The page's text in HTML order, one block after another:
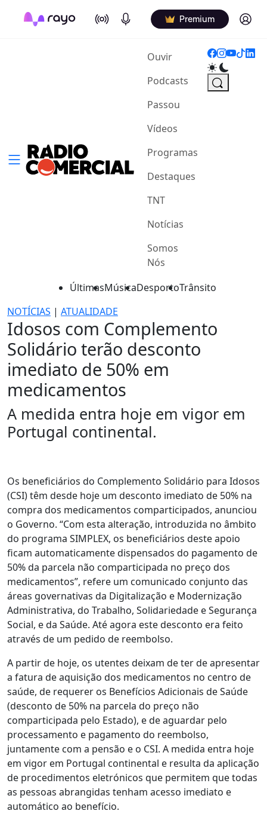
On Air Podcasts Premium Log in
Ouvir(current)
Podcasts
Passou
Vídeos
Programas
Destaques
TNT
Notícias
Somos
Nós
ÚltimasMúsicaDesportoTrânsito
NOTÍCIAS | ATUALIDADE
Idosos com Complemento
Solidário terão desconto
imediato de 50% em
medicamentos
A medida entra hoje em vigor em
Portugal continental.
Os beneficiários do Complemento Solidário para Idosos
(CSI) têm desde hoje um desconto imediato de 50% na
compra dos medicamentos comparticipados, anunciou
o Governo. “Com esta alteração, introduzida no âmbito
do programa SIMPLEX, os beneficiários deste apoio
ficam automaticamente dispensados do pagamento de
50% da parcela não comparticipada no preço dos
medicamentos”, refere um comunicado conjunto das
áreas governativas da Digitalização e Modernização
Administrativa, do Trabalho, Solidariedade e Segurança
Social, e da Saúde. Até agora este desconto era feito
através de um pedido de reembolso.
A partir de hoje, os utentes deixam de ter de apresentar
a fatura de aquisição dos medicamentos no centro de
saúde, de requerer os Benefícios Adicionais de Saúde
(desconto de 50% na parcela do preço não
comparticipada pelo Estado), e de aguardar pelo
processamento e pagamento do reembolso,
juntamente com a pensão e o CSI. A medida entra hoje
em vigor em Portugal continental e resulta da aplicação
de procedimentos eletrónicos que permitem que todas
as pessoas abrangidas tenham acesso imediato e
automático ao benefício.